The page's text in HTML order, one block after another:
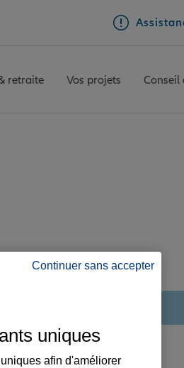
retraite Vos projets Conseil
Continuer sans accepter
uniques
afin d'améliorer